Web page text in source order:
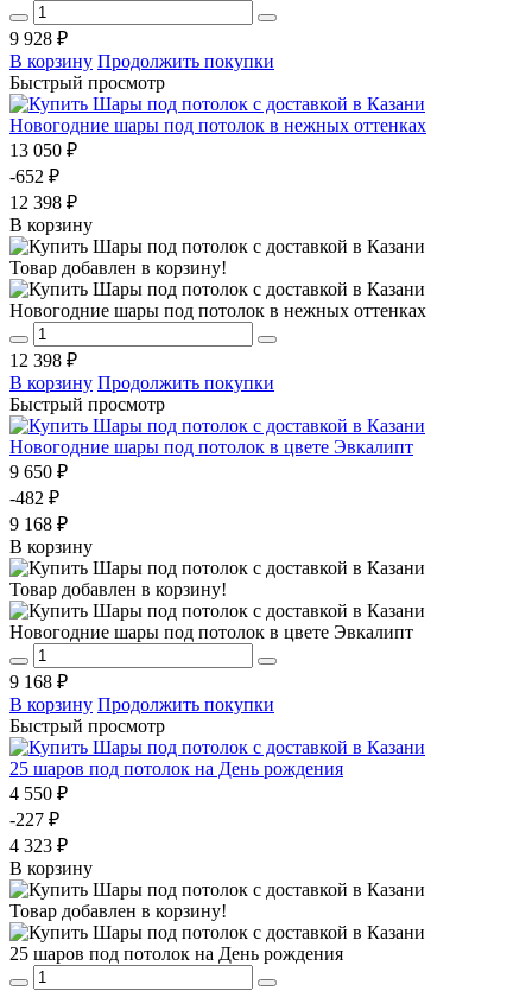
9 928 ₽
В корзину Продолжить покупки
Быстрый просмотр
Новогодние шары под потолок в нежных оттенках
13 050 ₽
-652 ₽
12 398 ₽
В корзину
Товар добавлен в корзину!
Новогодние шары под потолок в нежных оттенках
12 398 ₽
В корзину Продолжить покупки
Быстрый просмотр
Новогодние шары под потолок в цвете Эвкалипт
9 650 ₽
-482 ₽
9 168 ₽
В корзину
Товар добавлен в корзину!
Новогодние шары под потолок в цвете Эвкалипт
9 168 ₽
В корзину Продолжить покупки
Быстрый просмотр
25 шаров под потолок на День рождения
4 550 ₽
-227 ₽
4 323 ₽
В корзину
Товар добавлен в корзину!
25 шаров под потолок на День рождения